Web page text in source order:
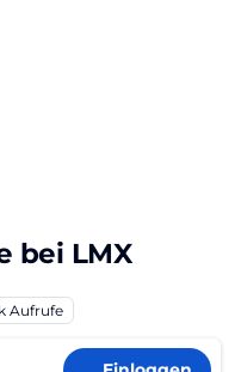
bei LMX
Aufrufe